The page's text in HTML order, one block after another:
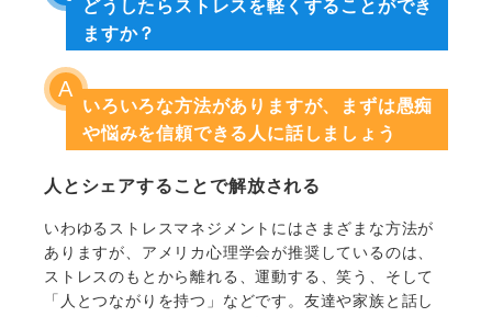
どうしたらストレスを軽くすることができ
ますか？
いろいろな方法がありますが、まずは愚痴
や悩みを信頼できる人に話しましょう
人とシェアすることで解放される
いわゆるストレスマネジメントにはさまざまな方法が
ありますが、アメリカ心理学会が推奨しているのは、
ストレスのもとから離れる、運動する、笑う、そして
「人とつながりを持つ」などです。友達や家族と話し